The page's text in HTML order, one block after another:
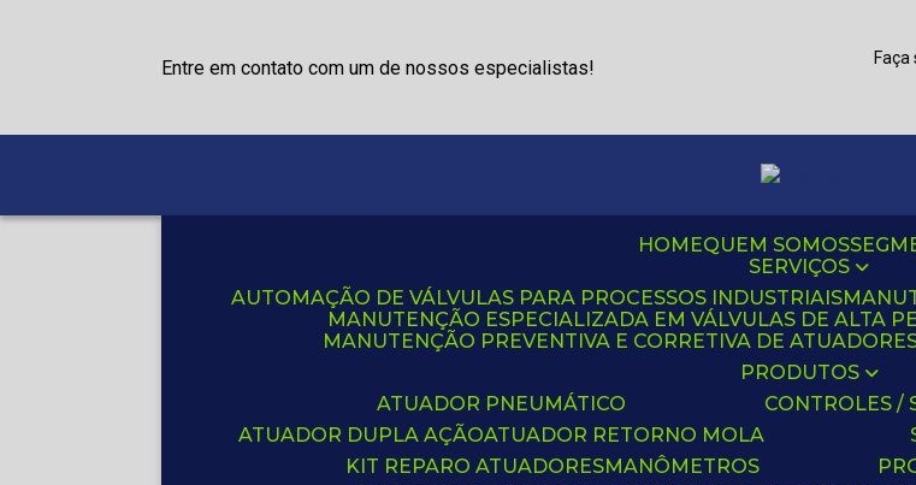
Entre em contato com um de nossos especialistas!
HOME QUEM SOMOS
SERVIÇOS
AUTOMAÇÃO DE VÁLVULAS PARA PROCESSOS INDUSTRIAIS
MANUTENÇÃO ESPECIALIZADA EM VÁLVULAS DE ALTA
MANUTENÇÃO PREVENTIVA E CORRETIVA DE
PRODUTOS
ATUADOR PNEUMÁTICO
ATUADOR DUPLA AÇÃO
ATUADOR RETORNO MOLA
CONTROLES
KIT REPARO ATUADORES
MANÔMETROS